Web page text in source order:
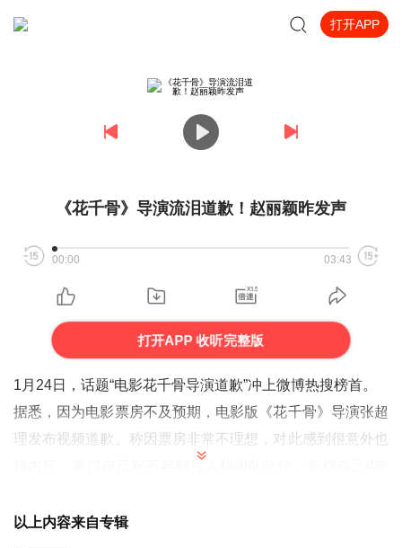
打开APP
《花千骨》导演流泪道歉！赵丽颖昨发声
00:00 03:43
打开APP 收听完整版
1月24日，话题“电影花千骨导演道歉”冲上微博热搜榜首。
据悉，因为电影票房不及预期，电影版《花千骨》导演张超
理发布视频道歉。称因票房非常不理想，对此感到很意外也
张超理写道：“奔走于热爱，相遇于今朝，感谢与歉意，千
以上内容来自专辑